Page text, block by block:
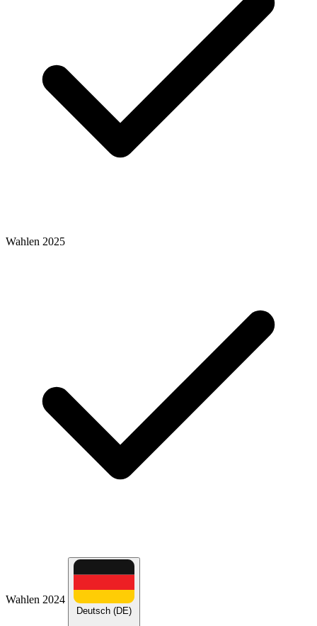
Wahlen 2025
Wahlen 2024
Deutsch (DE)